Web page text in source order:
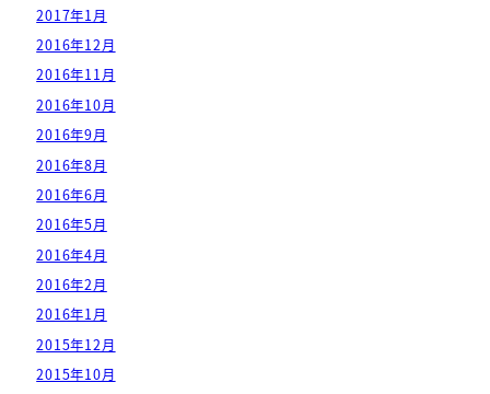
2017年1月
2016年12月
2016年11月
2016年10月
2016年9月
2016年8月
2016年6月
2016年5月
2016年4月
2016年2月
2016年1月
2015年12月
2015年10月